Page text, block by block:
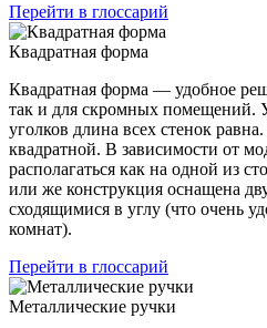
Перейти в глоссарий
Квадратная форма
Квадратная форма — удобное
так и для скромных помещений.
уголков длина всех стенок
квадратной. В зависимости от
располагаться как на одной из
или же конструкция оснащена
сходящимися в углу (что очень
комнат).
Перейти в глоссарий
Металлические ручки